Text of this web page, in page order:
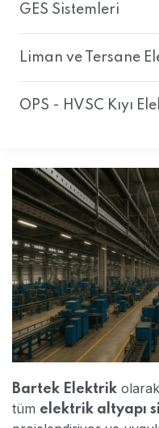
GES Sistemleri
Liman ve Tersane
OPS - HVSC Kıyı
Bartek Elektrik
tüm elektrik altyapı